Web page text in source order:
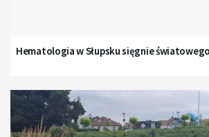
Hematologia w Słupsku sięgnie